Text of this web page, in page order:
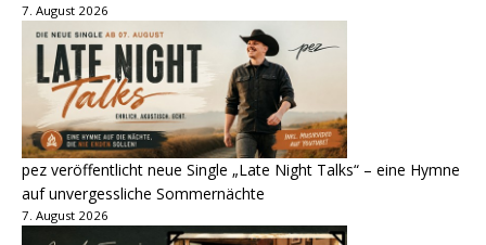
7. August 2026
pez veröffentlicht neue Single „Late Night Talks“ – eine Hymne
auf unvergessliche Sommernächte
7. August 2026